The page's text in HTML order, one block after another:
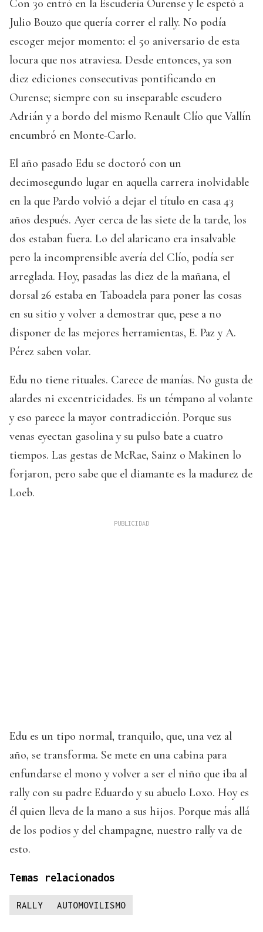
Con 30 entró en la Escudería Ourense y le espetó a
Julio Bouzo que quería correr el rally. No podía
escoger mejor momento: el 50 aniversario de esta
locura que nos atraviesa. Desde entonces, ya son
diez ediciones consecutivas pontificando en
Ourense; siempre con su inseparable escudero
Adrián y a bordo del mismo Renault Clío que Vallín
encumbró en Monte-Carlo.
El año pasado Edu se doctoró con un
decimosegundo lugar en aquella carrera inolvidable
en la que Pardo volvió a dejar el título en casa 43
años después. Ayer cerca de las siete de la tarde, los
dos estaban fuera. Lo del alaricano era insalvable
pero la incomprensible avería del Clío, podía ser
arreglada. Hoy, pasadas las diez de la mañana, el
dorsal 26 estaba en Taboadela para poner las cosas
en su sitio y volver a demostrar que, pese a no
disponer de las mejores herramientas, E. Paz y A.
Pérez saben volar.
Edu no tiene rituales. Carece de manías. No gusta de
alardes ni excentricidades. Es un témpano al volante
y eso parece la mayor contradicción. Porque sus
venas eyectan gasolina y su pulso bate a cuatro
tiempos. Las gestas de McRae, Sainz o Makinen lo
forjaron, pero sabe que el diamante es la madurez de
Loeb.
Edu es un tipo normal, tranquilo, que, una vez al
año, se transforma. Se mete en una cabina para
enfundarse el mono y volver a ser el niño que iba al
rally con su padre Eduardo y su abuelo Loxo. Hoy es
él quien lleva de la mano a sus hijos. Porque más allá
de los podios y del champagne, nuestro rally va de
esto.
Temas relacionados
RALLY AUTOMOVILISMO